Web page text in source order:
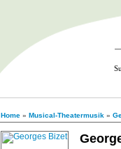
Home » Musical-Theatermusik »